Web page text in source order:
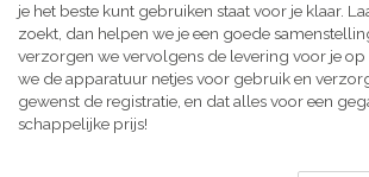
je het beste kunt gebruiken staat voor je klaar.
zoekt, dan helpen we je een goede
verzorgen we vervolgens de levering voor je op
we de apparatuur netjes voor gebruik en
gewenst de registratie, en dat alles voor een
schappelijke prijs!